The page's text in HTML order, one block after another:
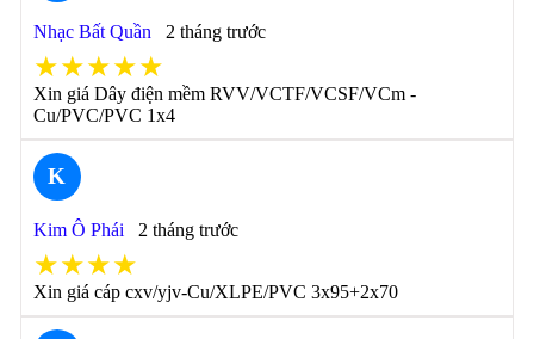
Nhạc Bất Quần 2 tháng trước
★★★★★
Xin giá Dây điện mềm RVV/VCTF/VCSF/VCm -
Cu/PVC/PVC 1x4
K
Kim Ô Phái 2 tháng trước
★★★★
Xin giá cáp cxv/yjv-Cu/XLPE/PVC 3x95+2x70